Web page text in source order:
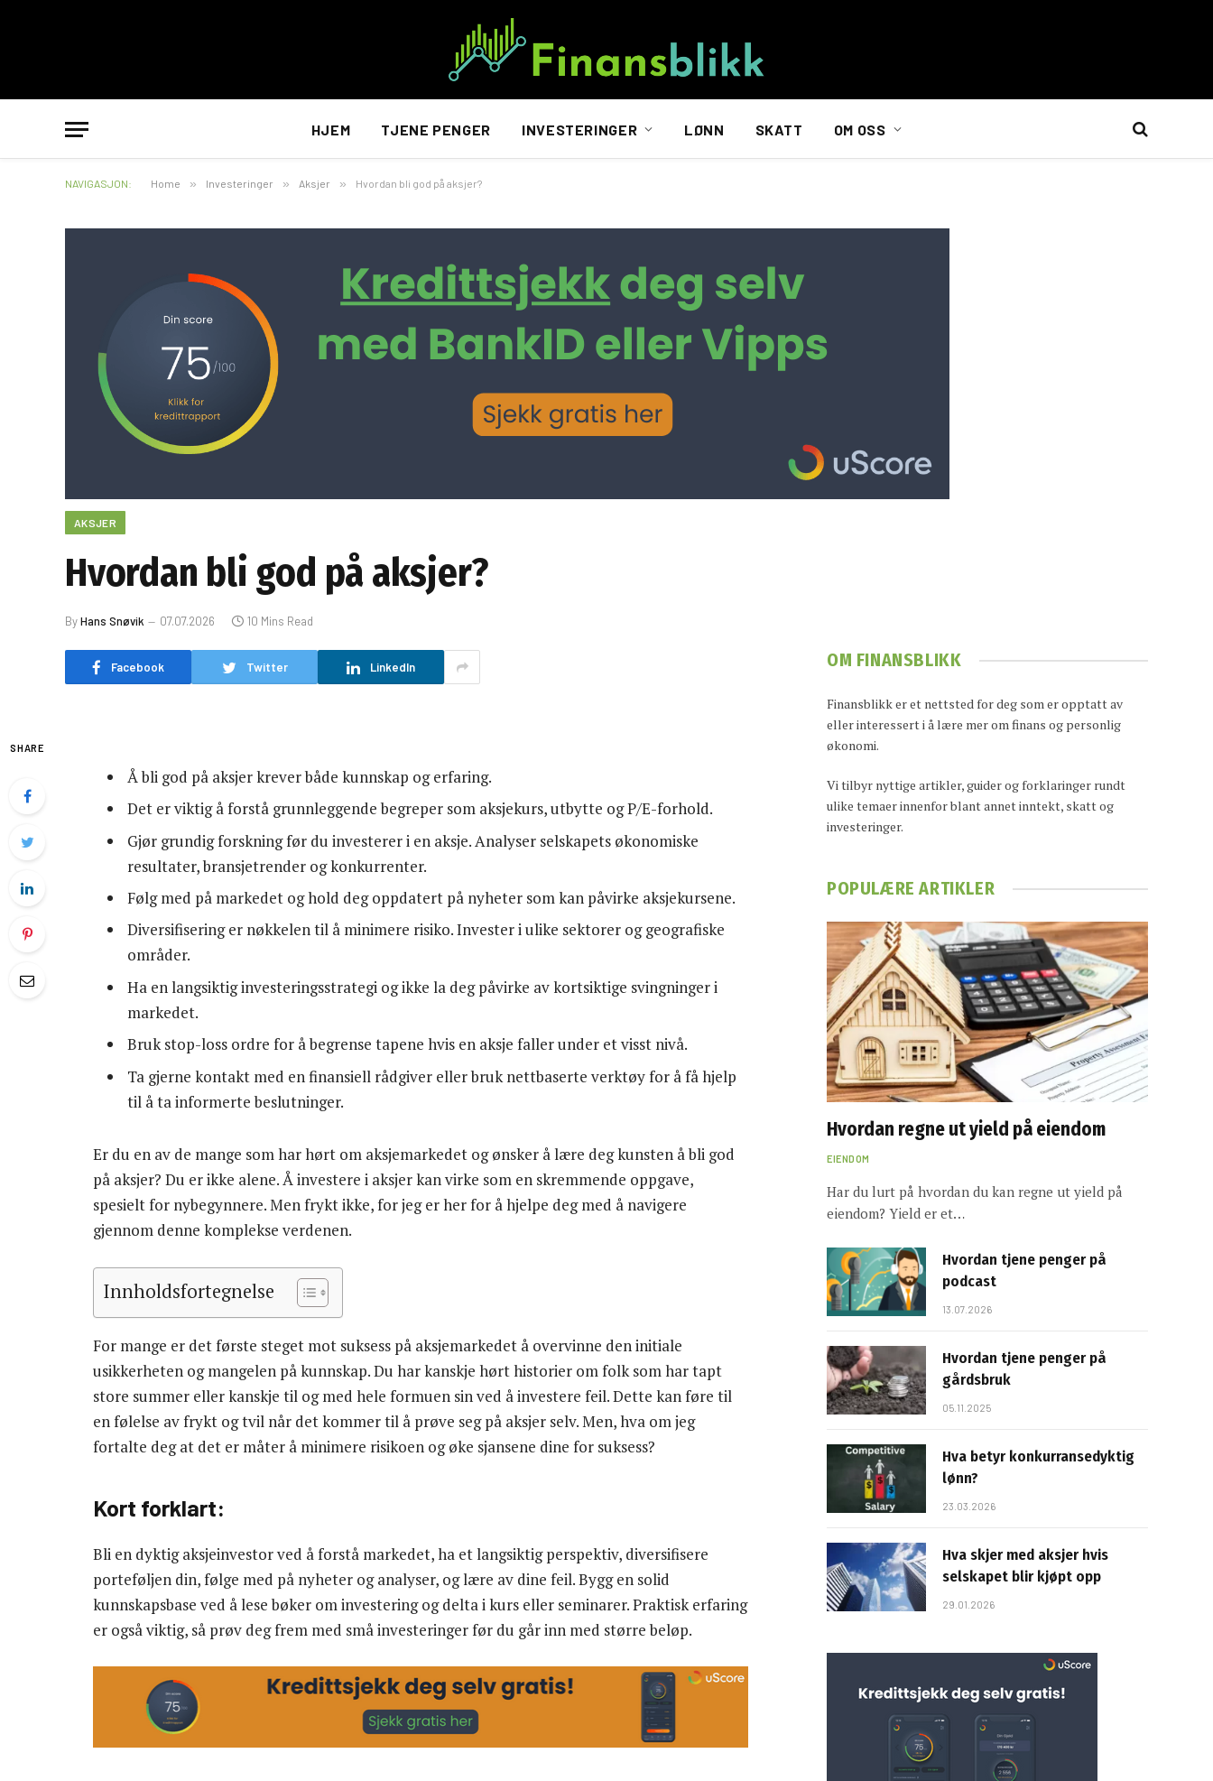
HJEM TJENE PENGER INVESTERINGER LØNN SKATT OM OSS
NAVIGASJON: Home » Investeringer » Aksjer » Hvordan bli god på aksjer?
AKSJER
Hvordan bli god på aksjer?
ByHans Snøvik 07.07.2026 10 Mins Read
Facebook Twitter LinkedIn
SHARE
Å bli god på aksjer krever både kunnskap og erfaring.
Det er viktig å forstå grunnleggende begreper som aksjekurs, utbytte og P/E-forhold.
Gjør grundig forskning før du investerer i en aksje. Analyser selskapets økonomiske
resultater, bransjetrender og konkurrenter.
Følg med på markedet og hold deg oppdatert på nyheter som kan påvirke aksjekursene.
Diversifisering er nøkkelen til å minimere risiko. Invester i ulike sektorer og geografiske
områder.
Ha en langsiktig investeringsstrategi og ikke la deg påvirke av kortsiktige svingninger i
markedet.
Bruk stop-loss ordre for å begrense tapene hvis en aksje faller under et visst nivå.
Ta gjerne kontakt med en finansiell rådgiver eller bruk nettbaserte verktøy for å få hjelp
til å ta informerte beslutninger.
Er du en av de mange som har hørt om aksjemarkedet og ønsker å lære deg kunsten å bli god
på aksjer? Du er ikke alene. Å investere i aksjer kan virke som en skremmende oppgave,
spesielt for nybegynnere. Men frykt ikke, for jeg er her for å hjelpe deg med å navigere
gjennom denne komplekse verdenen.
Innholdsfortegnelse
For mange er det første steget mot suksess på aksjemarkedet å overvinne den initiale
usikkerheten og mangelen på kunnskap. Du har kanskje hørt historier om folk som har tapt
store summer eller kanskje til og med hele formuen sin ved å investere feil. Dette kan føre til
en følelse av frykt og tvil når det kommer til å prøve seg på aksjer selv. Men, hva om jeg
fortalte deg at det er måter å minimere risikoen og øke sjansene dine for suksess?
Kort forklart:
Bli en dyktig aksjeinvestor ved å forstå markedet, ha et langsiktig perspektiv, diversifisere
porteføljen din, følge med på nyheter og analyser, og lære av dine feil. Bygg en solid
kunnskapsbase ved å lese bøker om investering og delta i kurs eller seminarer. Praktisk erfaring
er også viktig, så prøv deg frem med små investeringer før du går inn med større beløp.
OM FINANSBLIKK
Finansblikk er et nettsted for deg som er opptatt av
eller interessert i å lære mer om finans og personlig
økonomi.
Vi tilbyr nyttige artikler, guider og forklaringer rundt
ulike temaer innenfor blant annet inntekt, skatt og
investeringer.
POPULÆRE ARTIKLER
Hvordan regne ut yield på eiendom
EIENDOM
Har du lurt på hvordan du kan regne ut yield på
eiendom? Yield er et…
Hvordan tjene penger på
podcast
13.07.2026
Hvordan tjene penger på
gårdsbruk
05.11.2025
Hva betyr konkurransedyktig
lønn?
23.03.2026
Hva skjer med aksjer hvis
selskapet blir kjøpt opp
29.01.2026